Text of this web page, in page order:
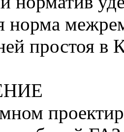
норма
простоя в